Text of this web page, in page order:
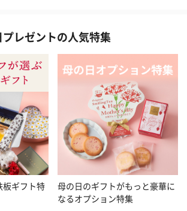
レゼントの人気特集
板ギフト特
母の日のギフトがもっと豪華に
なるオプション特集